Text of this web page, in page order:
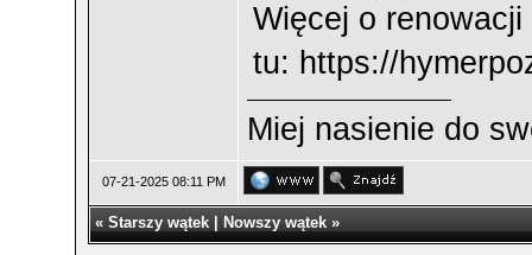
Więcej o
tu: https://
Miej nasienie do
07-21-2025 08:11 PM
« Starszy wątek| Nowszy wątek»